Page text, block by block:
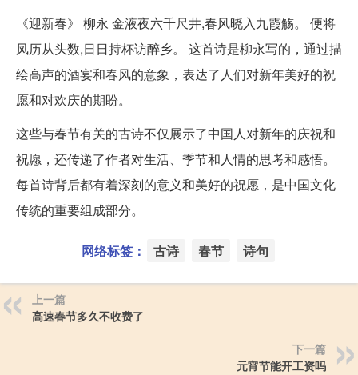
《迎新春》 柳永 金液夜六千尺井,春风晓入九霞觞。 便将
凤历从头数,日日持杯访醉乡。 这首诗是柳永写的，通过描
绘高声的酒宴和春风的意象，表达了人们对新年美好的祝
愿和对欢庆的期盼。
这些与春节有关的古诗不仅展示了中国人对新年的庆祝和
祝愿，还传递了作者对生活、季节和人情的思考和感悟。
每首诗背后都有着深刻的意义和美好的祝愿，是中国文化
传统的重要组成部分。
网络标签： 古诗 春节 诗句
上一篇
高速春节多久不收费了
下一篇
元宵节能开工资吗